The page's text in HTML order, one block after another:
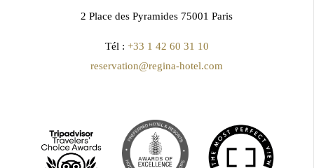
2 Place des Pyramides 75001 Paris
Tél : +33 1 42 60 31 10
reservation@regina-hotel.com